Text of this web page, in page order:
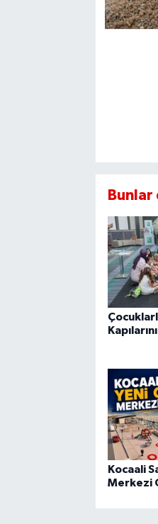
Kocaali
Merkezi